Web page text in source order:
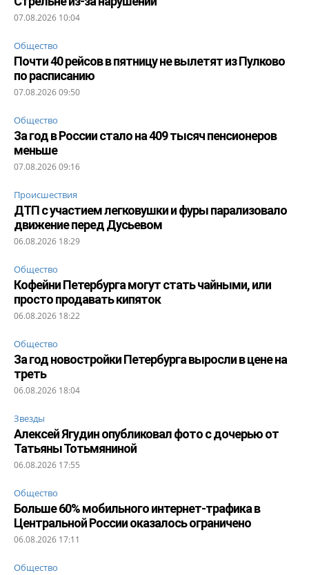
07.08.2026 10:04
Общество
Почти 40 рейсов в пятницу не вылетят из Пулково
по расписанию
07.08.2026 09:50
Общество
За год в России стало на 409 тысяч пенсионеров
меньше
07.08.2026 09:16
Происшествия
ДТП с участием легковушки и фуры парализовало
движение перед Дусьевом
06.08.2026 18:29
Общество
Кофейни Петербурга могут стать чайными, или
просто продавать кипяток
06.08.2026 18:22
Общество
За год новостройки Петербурга выросли в цене на
треть
06.08.2026 18:04
Звезды
Алексей Ягудин опубликовал фото с дочерью от
Татьяны Тотьмяниной
06.08.2026 17:55
Общество
Больше 60% мобильного интернет-трафика в
Центральной России оказалось ограничено
06.08.2026 17:11
Общество